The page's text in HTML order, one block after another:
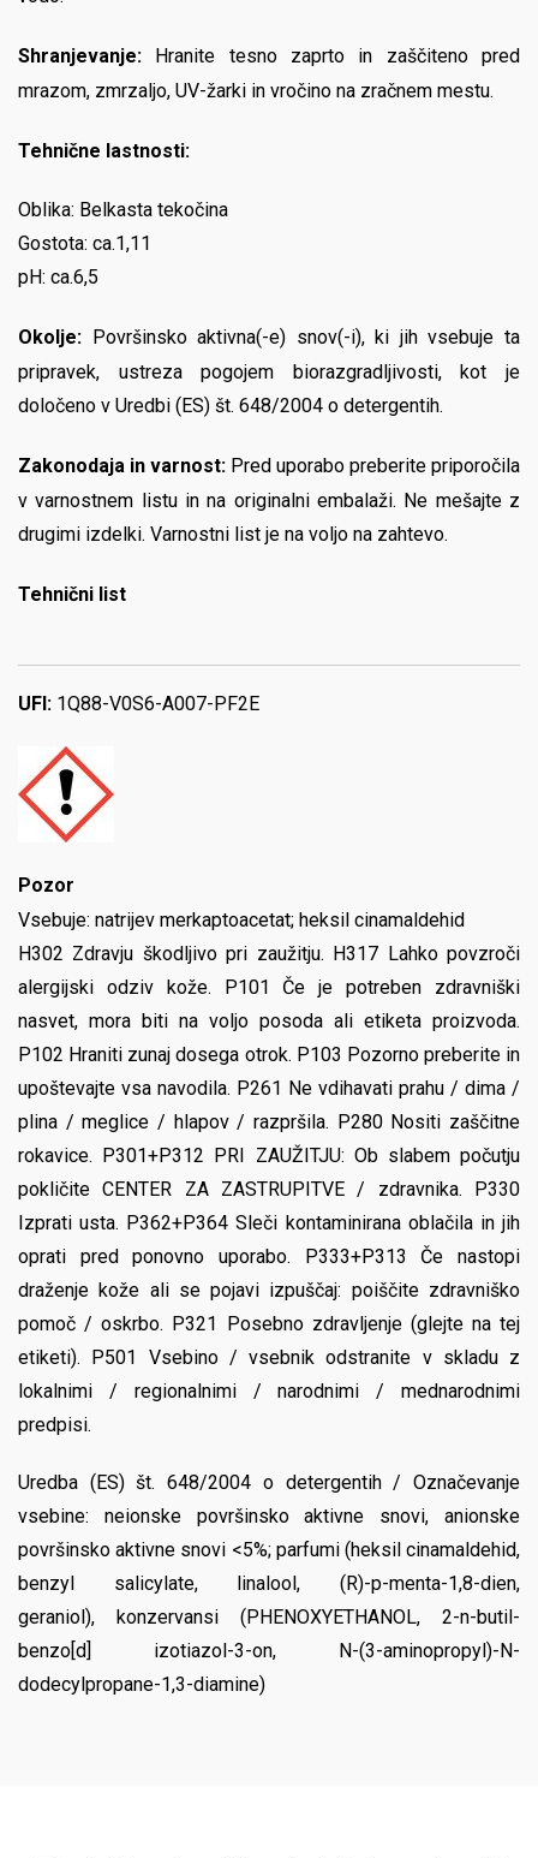
Shranjevanje: Hranite tesno zaprto in zaščiteno pred
mrazom, zmrzaljo, UV-žarki in vročino na zračnem mestu.
Tehnične lastnosti:
Oblika: Belkasta tekočina
Gostota: ca.1,11
pH: ca.6,5
Okolje:
Površinsko aktivna(-e) snov(-i), ki jih vsebuje ta
pripravek, ustreza pogojem biorazgradljivosti, kot je
določeno v Uredbi (ES) št. 648/2004 o detergentih.
Zakonodaja in varnost: Pred uporabo preberite priporočila
v varnostnem listu in na originalni embalaži. Ne mešajte z
drugimi izdelki. Varnostni list je na voljo na zahtevo.
Tehnični list
UFI: 1Q88-V0S6-A007-PF2E
Pozor
Vsebuje: natrijev merkaptoacetat; heksil cinamaldehid
H302 Zdravju škodljivo pri zaužitju. H317 Lahko povzroči
alergijski odziv kože. P101 Če je potreben zdravniški
nasvet, mora biti na voljo posoda ali etiketa proizvoda.
P102 Hraniti zunaj dosega otrok. P103 Pozorno preberite in
upoštevajte vsa navodila. P261 Ne vdihavati prahu / dima /
plina / meglice / hlapov / razpršila. P280 Nositi zaščitne
rokavice. P301+P312 PRI ZAUŽITJU: Ob slabem počutju
pokličite CENTER ZA ZASTRUPITVE / zdravnika. P330
Izprati usta. P362+P364 Sleči kontaminirana oblačila in jih
oprati pred ponovno uporabo. P333+P313 Če nastopi
draženje kože ali se pojavi izpuščaj: poiščite zdravniško
pomoč / oskrbo. P321 Posebno zdravljenje (glejte na tej
etiketi). P501 Vsebino / vsebnik odstranite v skladu z
lokalnimi / regionalnimi / narodnimi / mednarodnimi
predpisi.
Uredba (ES) št. 648/2004 o detergentih / Označevanje
vsebine: neionske površinsko aktivne snovi, anionske
površinsko aktivne snovi <5%; parfumi (heksil cinamaldehid,
benzyl salicylate, linalool, (R)-p-menta-1,8-dien,
geraniol), konzervansi (PHENOXYETHANOL, 2-n-butil-
benzo[d] izotiazol-3-on, N-(3-aminopropyl)-N-
dodecylpropane-1,3-diamine)